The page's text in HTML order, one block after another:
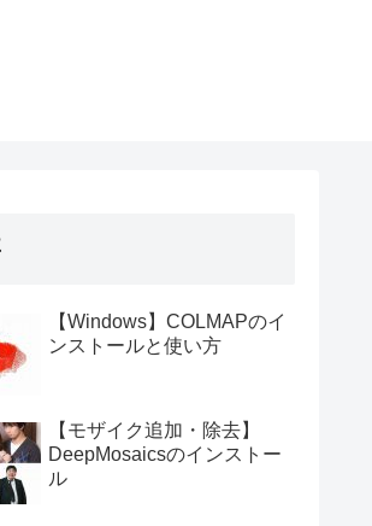
【Windows】COLMAPのイ
ンストールと使い方
【モザイク追加・除去】
DeepMosaicsのインストー
ル